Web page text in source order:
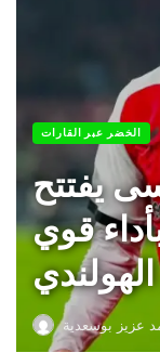
الخضر عبر القارات
يفتتح
قوي
عزيز بوسعدية